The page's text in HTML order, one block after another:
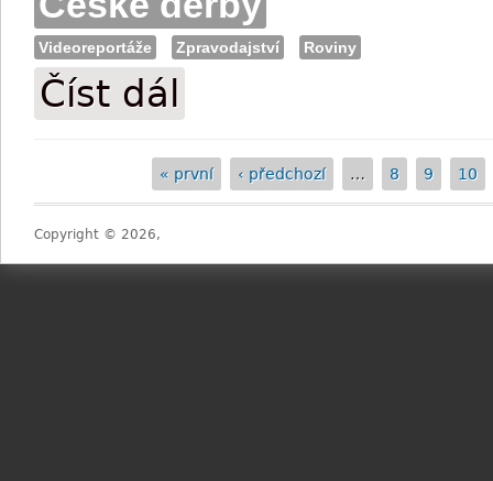
Videoreportáže Zpravodajství Roviny
Číst dál
« první ‹ předchozí … 8 9 10
Copyright © 2026,